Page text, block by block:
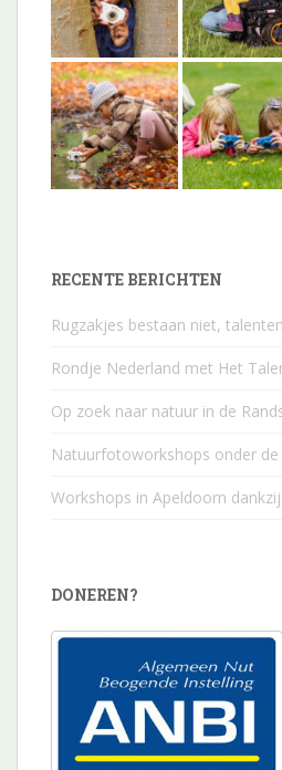
RECENTE BERICHTEN
Rugzakjes bestaan niet,
Rondje Nederland met Het
Op zoek naar natuur in de
Natuurfotoworkshops onder
Workshops in Apeldoorn
DONEREN?